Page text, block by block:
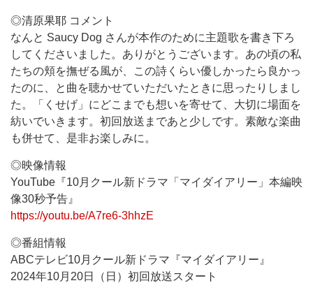
◎清原果耶 コメント
なんと Saucy Dog さんが本作のために主題歌を書き下ろ
してくださいました。ありがとうございます。あの頃の私
たちの頬を撫ぜる風が、この詩くらい優しかったら良かっ
たのに、と曲を聴かせていただいたときに思ったりしまし
た。「くせげ」にどこまでも想いを寄せて、大切に場面を
紡いでいきます。初回放送まであと少しです。素敵な楽曲
も併せて、是非お楽しみに。
◎映像情報
YouTube『10月クール新ドラマ「マイダイアリー」本編映
像30秒予告』
https://youtu.be/A7re6-3hhzE
◎番組情報
ABCテレビ10月クール新ドラマ『マイダイアリー』
2024年10月20日（日）初回放送スタート